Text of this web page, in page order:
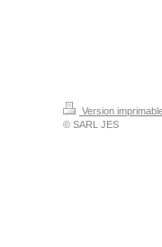
Version
© SARL JES